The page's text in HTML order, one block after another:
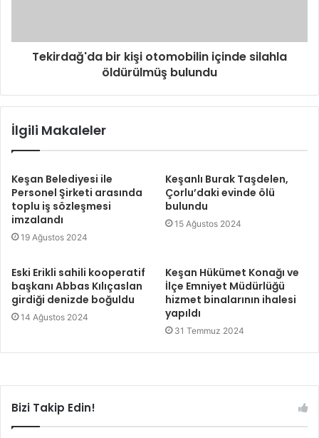
Tekirdağ'da bir kişi otomobilin içinde silahla
öldürülmüş bulundu
İlgili Makaleler
Keşan Belediyesi ile
Personel Şirketi arasında
toplu iş sözleşmesi
imzalandı
19 Ağustos 2024
Keşanlı Burak Taşdelen,
Çorlu’daki evinde ölü
bulundu
15 Ağustos 2024
Eski Erikli sahili kooperatif
başkanı Abbas Kılıçaslan
girdiği denizde boğuldu
14 Ağustos 2024
Keşan Hükümet Konağı ve
İlçe Emniyet Müdürlüğü
hizmet binalarının ihalesi
yapıldı
31 Temmuz 2024
Bizi Takip Edin!